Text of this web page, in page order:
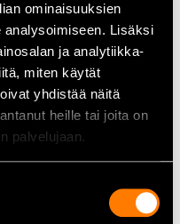
ominaisuuksien
Lisäksi
ja analytiikka-
miten käytät
yhdistää näitä
heille tai joita on
palvelujaan.
verktyg för
och tillförlitlighet.